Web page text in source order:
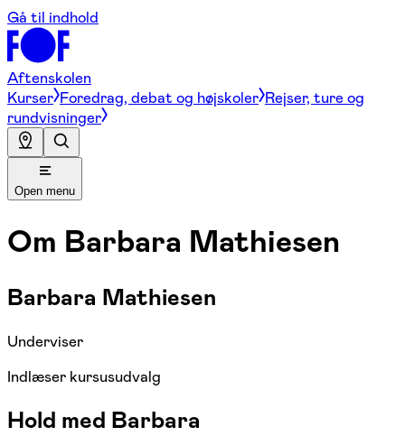
Gå til indhold
Aftenskolen
Kurser Foredrag, debat og højskoler Rejser, ture og
rundvisninger
Open menu
Om Barbara Mathiesen
Barbara Mathiesen
Underviser
Indlæser kursusudvalg
Hold med Barbara